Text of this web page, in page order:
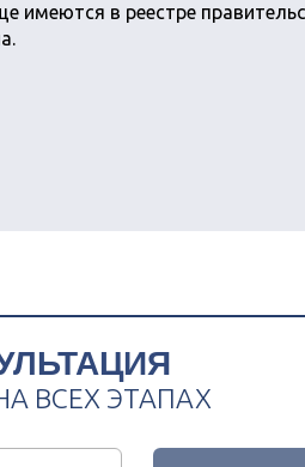
имеются в реестре
ВСЕХ ЭТАПАХ